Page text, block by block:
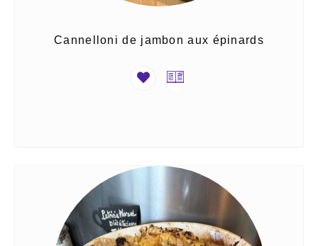
Cannelloni de jambon aux épinards